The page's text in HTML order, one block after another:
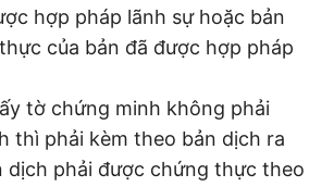
hợp pháp lãnh sự hoặc bản
của bản đã được hợp pháp
tờ chứng minh không phải
thì phải kèm theo bản dịch ra
dịch phải được chứng thực theo